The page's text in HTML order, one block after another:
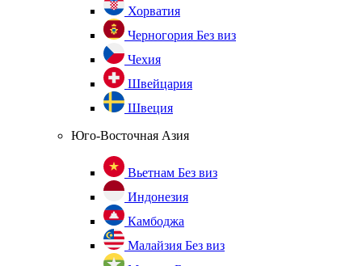
Хорватия
Черногория Без виз
Чехия
Швейцария
Швеция
Юго-Восточная Азия
Вьетнам Без виз
Индонезия
Камбоджа
Малайзия Без виз